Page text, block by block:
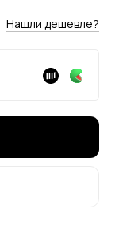
Нашли дешевле?